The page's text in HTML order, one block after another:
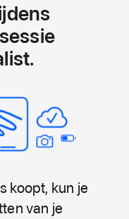
koopt, kun je
van je